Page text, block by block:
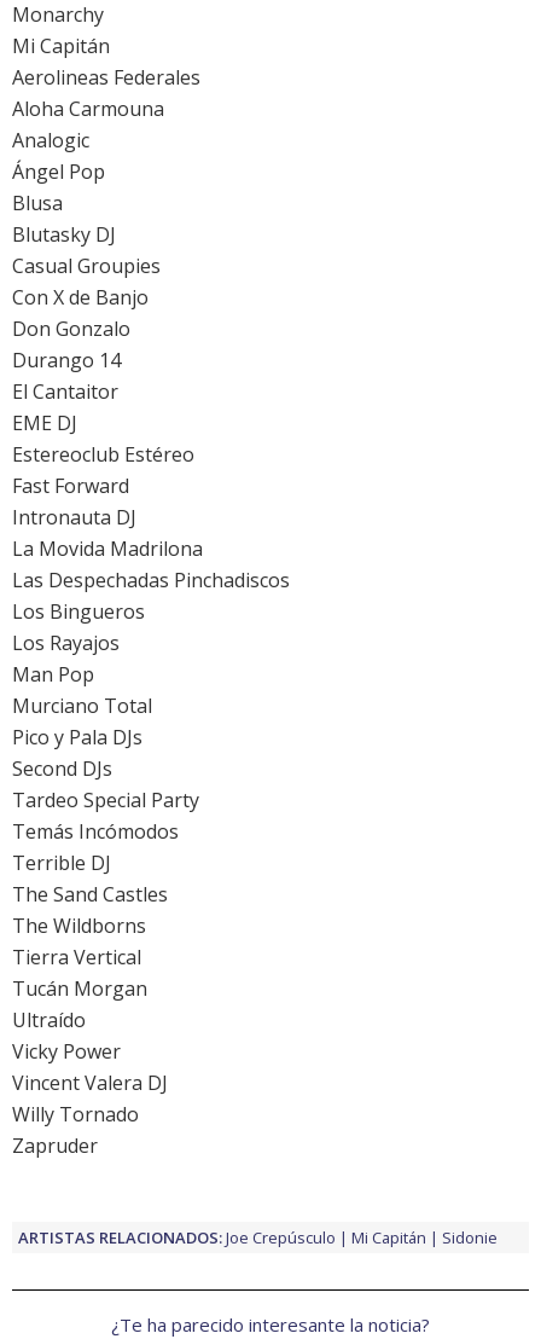
Monarchy
Mi Capitán
Aerolineas Federales
Aloha Carmouna
Analogic
Ángel Pop
Blusa
Blutasky DJ
Casual Groupies
Con X de Banjo
Don Gonzalo
Durango 14
El Cantaitor
EME DJ
Estereoclub Estéreo
Fast Forward
Intronauta DJ
La Movida Madrilona
Las Despechadas Pinchadiscos
Los Bingueros
Los Rayajos
Man Pop
Murciano Total
Pico y Pala DJs
Second DJs
Tardeo Special Party
Temás Incómodos
Terrible DJ
The Sand Castles
The Wildborns
Tierra Vertical
Tucán Morgan
Ultraído
Vicky Power
Vincent Valera DJ
Willy Tornado
Zapruder
ARTISTAS RELACIONADOS:Joe Crepúsculo Mi Capitán Sidonie
¿Te ha parecido interesante la noticia?